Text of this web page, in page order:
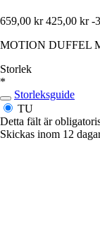
659,00 kr 425,00 kr -
MOTION DUFFEL
Storlek
*
Storleksguide
TU
Detta fält är
Skickas inom 12